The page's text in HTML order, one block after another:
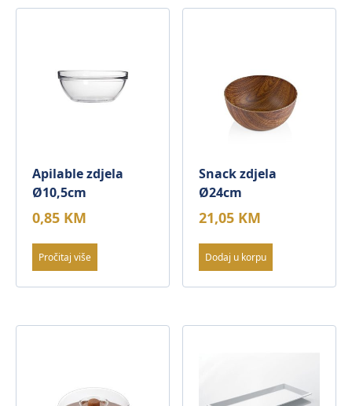
Apilable zdjela
Ø10,5cm
0,85 KM
Pročitaj više
Snack zdjela
Ø24cm
21,05 KM
Dodaj u korpu